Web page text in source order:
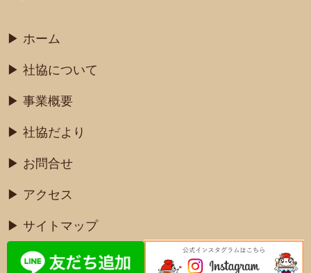
ホーム
社協について
事業概要
社協だより
お問合せ
アクセス
サイトマップ